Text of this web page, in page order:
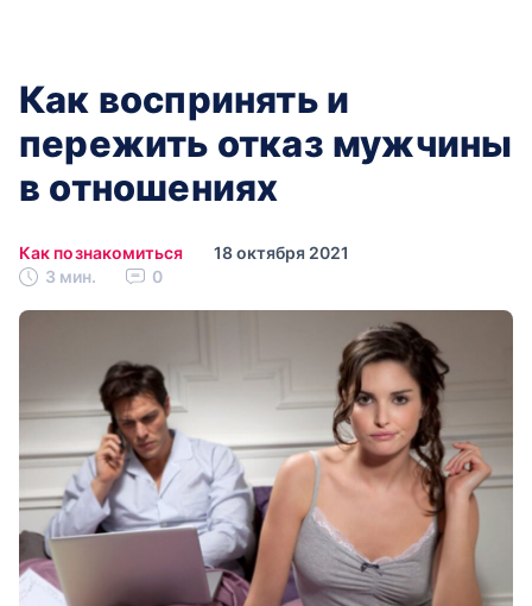
Как воспринять и
пережить отказ мужчины
в отношениях
Как познакомиться
18 октября 2021
3 мин.
0